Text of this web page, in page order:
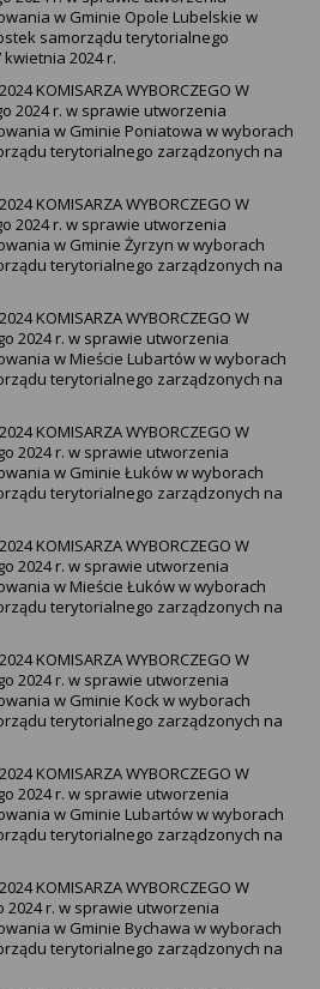
w Gminie Opole Lubelskie w
samorządu terytorialnego
2024 r.
KOMISARZA WYBORCZEGO W
2024 r. w sprawie utworzenia
w Gminie Poniatowa w wyborach
terytorialnego zarządzonych na
KOMISARZA WYBORCZEGO W
2024 r. w sprawie utworzenia
w Gminie Żyrzyn w wyborach
terytorialnego zarządzonych na
KOMISARZA WYBORCZEGO W
2024 r. w sprawie utworzenia
w Mieście Lubartów w wyborach
terytorialnego zarządzonych na
KOMISARZA WYBORCZEGO W
2024 r. w sprawie utworzenia
w Gminie Łuków w wyborach
terytorialnego zarządzonych na
KOMISARZA WYBORCZEGO W
2024 r. w sprawie utworzenia
w Mieście Łuków w wyborach
terytorialnego zarządzonych na
KOMISARZA WYBORCZEGO W
2024 r. w sprawie utworzenia
w Gminie Kock w wyborach
terytorialnego zarządzonych na
KOMISARZA WYBORCZEGO W
2024 r. w sprawie utworzenia
w Gminie Lubartów w wyborach
terytorialnego zarządzonych na
KOMISARZA WYBORCZEGO W
2024 r. w sprawie utworzenia
w Gminie Bychawa w wyborach
terytorialnego zarządzonych na